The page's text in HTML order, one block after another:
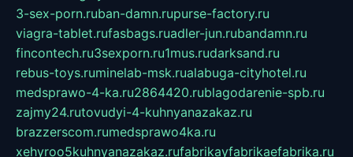
3-sex-porn.ruban-damn.rupurse-factory.ru
viagra-tablet.rufasbags.ruadler-jun.rubandamn.ru
fincontech.ru3sexporn.ru1mus.rudarksand.ru
rebus-toys.ruminelab-msk.rualabuga-cityhotel.ru
medsprawo-4-ka.ru2864420.rublagodarenie-spb.ru
zajmy24.rutovudyi-4-kuhnyanazakaz.ru
brazzerscom.rumedsprawo4ka.ru
xehyroo5kuhnyanazakaz.rufabrikayfabrikaefabrika.ru